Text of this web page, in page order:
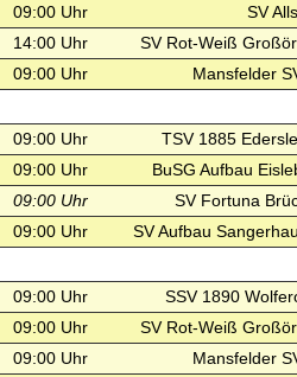
09:00 Uhr
SV
14:00 Uhr
SV Rot-Weiß
09:00 Uhr
Mansfelder
09:00 Uhr
TSV 1885
09:00 Uhr
BuSG Aufbau
09:00 Uhr
SV Fortuna
09:00 Uhr
SV Aufbau
09:00 Uhr
SSV 1890
09:00 Uhr
SV Rot-Weiß
09:00 Uhr Mansfelder